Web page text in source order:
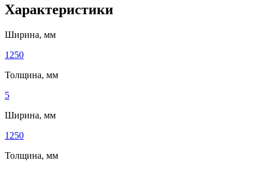
Характеристики
Ширина, мм
1250
Толщина, мм
5
Ширина, мм
1250
Толщина, мм